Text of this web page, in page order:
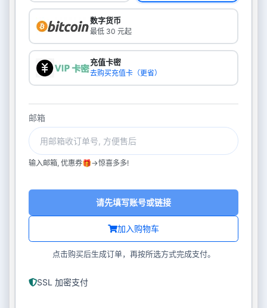
数字货币
最低 30 元起
充值卡密
去购买充值卡（更省）
邮箱
输入邮箱, 优惠券🎁->惊喜多多!
加入购物车
请先填写账号或链接
点击购买后生成订单，再按所选方式完成支付。
SSL 加密支付